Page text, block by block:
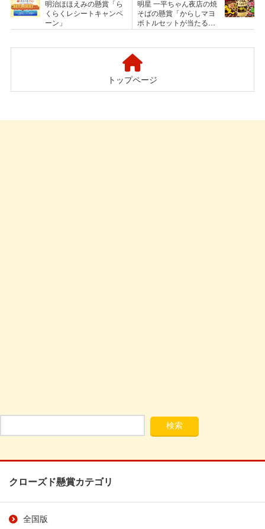
明治ほほえみの懸賞「ら
くらくレシートキャンペ
ーン」
明星 一平ちゃん夜店の焼
そばの懸賞「からしマヨ
ボトルセットが当たる！
キャンペーン」
トップページ
クローズド懸賞カテゴリ
全国版